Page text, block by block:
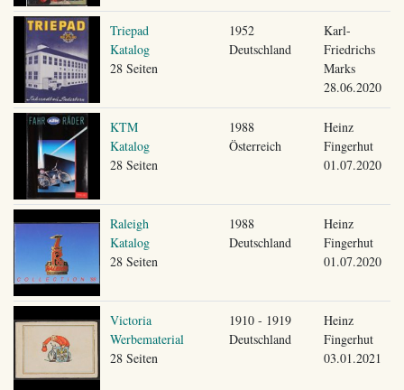
Triepad
Katalog
28 Seiten
1952
Deutschland
Karl-
Friedrichs
Marks
28.06.2020
KTM
Katalog
28 Seiten
1988
Österreich
Heinz
Fingerhut
01.07.2020
Raleigh
Katalog
28 Seiten
1988
Deutschland
Heinz
Fingerhut
01.07.2020
Victoria
Werbematerial
28 Seiten
1910 - 1919
Deutschland
Heinz
Fingerhut
03.01.2021